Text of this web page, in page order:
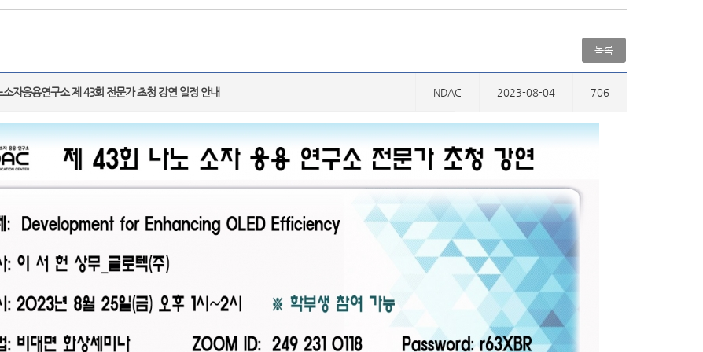
목록
소자응용연구소 제 43회 전문가 초청 강연 일정 안내 NDAC 2023-08-04 706